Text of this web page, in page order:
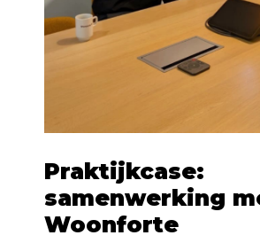
Praktijkcase:
samenwerking
Woonforte